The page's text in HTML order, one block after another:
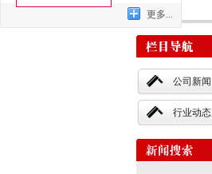
公司新闻
行业动态
更多...